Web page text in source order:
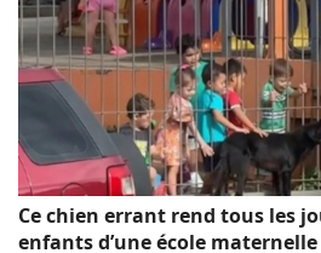
Ce chien errant rend tous les
enfants d’une école